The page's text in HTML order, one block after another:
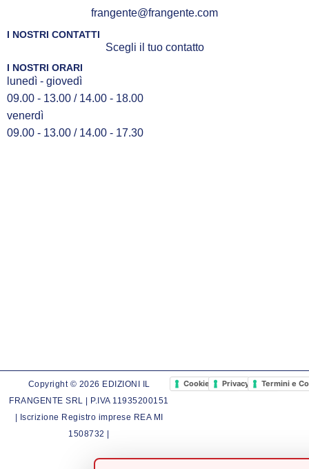
frangente@frangente.com
I NOSTRI CONTATTI
Scegli il tuo contatto
I NOSTRI ORARI
lunedì - giovedì
09.00 - 13.00 / 14.00 - 18.00
venerdì
09.00 - 13.00 / 14.00 - 17.30
Copyright © 2026 EDIZIONI IL
FRANGENTE SRL | P.IVA 11935200151
| Iscrizione Registro imprese REA MI
1508732 |
Cookie PolicyPrivacy PolicyTermini e